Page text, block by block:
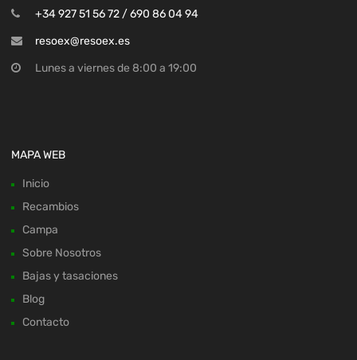
+34 927 51 56 72 / 690 86 04 94
resoex@resoex.es
Lunes a viernes de 8:00 a 19:00
MAPA WEB
Inicio
Recambios
Campa
Sobre Nosotros
Bajas y tasaciones
Blog
Contacto